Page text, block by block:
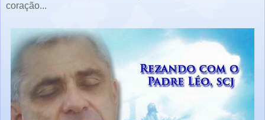
coração...